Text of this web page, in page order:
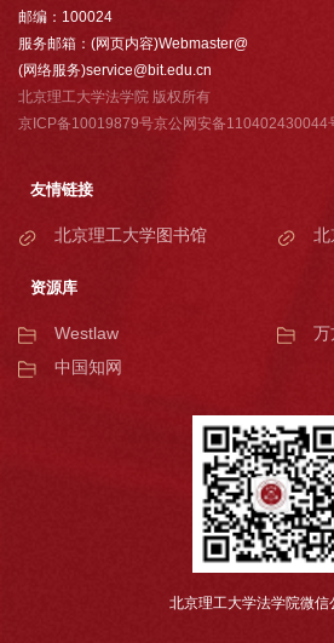
邮编：100024
服务邮箱：(网页内容)Webmaster@
(网络服务)service@bit.edu.cn
北京理工大学法学院 版权所有
京ICP备10019879号京公网安备110402430044
友情链接
北京理工大学图书馆 北
资源库
Westlaw
万
中国知网
北京理工大学法学院微信